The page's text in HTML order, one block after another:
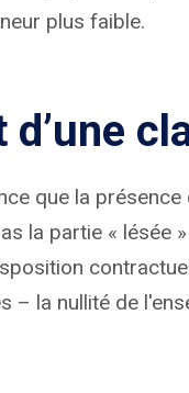
plus faible.
d’une
que la
la partie « lésée
– la nullité de